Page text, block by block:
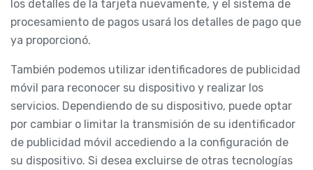
los detalles de la tarjeta nuevamente, y el sistema de
procesamiento de pagos usará los detalles de pago que
ya proporcionó.
También podemos utilizar identificadores de publicidad
móvil para reconocer su dispositivo y realizar los
servicios. Dependiendo de su dispositivo, puede optar
por cambiar o limitar la transmisión de su identificador
de publicidad móvil accediendo a la configuración de
su dispositivo. Si desea excluirse de otras tecnologías